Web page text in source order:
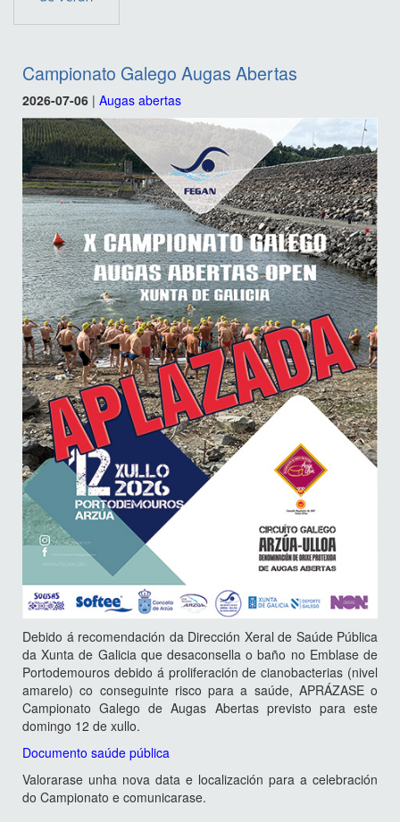
Campionato Galego Augas Abertas
2026-07-06 | Augas abertas
Debido á recomendación da Dirección Xeral de Saúde Pública
da Xunta de Galicia que desaconsella o baño no Emblase de
Portodemouros debido á proliferación de cianobacterias (nivel
amarelo) co conseguinte risco para a saúde, APRÁZASE o
Campionato Galego de Augas Abertas previsto para este
domingo 12 de xullo.
Documento saúde pública
Valorarase unha nova data e localización para a celebración
do Campionato e comunicarase.